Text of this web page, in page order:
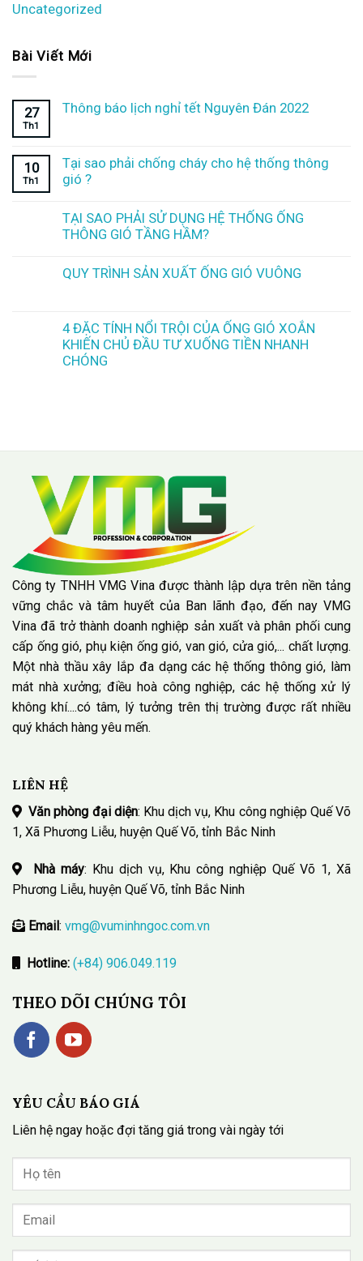
Uncategorized
Bài Viết Mới
27
Th1
Thông báo lịch nghỉ tết Nguyên Đán 2022
10
Th1
Tại sao phải chống cháy cho hệ thống thông
gió ?
TẠI SAO PHẢI SỬ DỤNG HỆ THỐNG ỐNG
THÔNG GIÓ TẦNG HẦM?
QUY TRÌNH SẢN XUẤT ỐNG GIÓ VUÔNG
4 ĐẶC TÍNH NỔI TRỘI CỦA ỐNG GIÓ XOẮN
KHIẾN CHỦ ĐẦU TƯ XUỐNG TIỀN NHANH
CHÓNG
Công ty TNHH VMG Vina được thành lập dựa trên nền tảng
vững chắc và tâm huyết của Ban lãnh đạo, đến nay VMG
Vina đã trở thành doanh nghiệp sản xuất và phân phối cung
cấp ống gió, phụ kiện ống gió, van gió, cửa gió,... chất lượng.
Một nhà thầu xây lắp đa dạng các hệ thống thông gió, làm
mát nhà xưởng; điều hoà công nghiệp, các hệ thống xử lý
không khí....có tâm, lý tưởng trên thị trường được rất nhiều
quý khách hàng yêu mến.
LIÊN HỆ
Văn phòng đại diện: Khu dịch vụ, Khu công nghiệp Quế Võ
1, Xã Phương Liễu, huyện Quế Võ, tỉnh Bắc Ninh
Nhà máy: Khu dịch vụ, Khu công nghiệp Quế Võ 1, Xã
Phương Liễu, huyện Quế Võ, tỉnh Bắc Ninh
Email : vmg@vuminhngoc.com.vn
Hotline: (+84) 906.049.119
THEO DÕI CHÚNG TÔI
YÊU CẦU BÁO GIÁ
Liên hệ ngay hoặc đợi tăng giá trong vài ngày tới